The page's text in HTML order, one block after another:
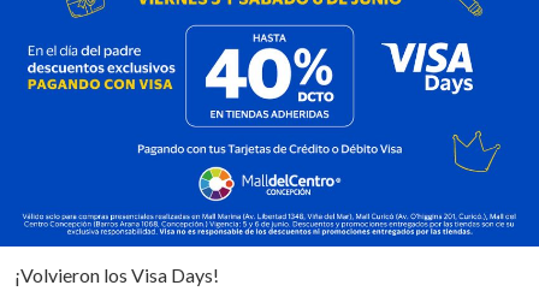
¡Volvieron los Visa Days!